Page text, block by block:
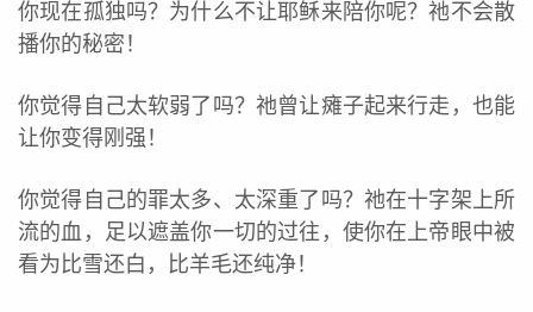
你现在孤独吗？为什么不让耶稣来陪你呢？祂不会散
播你的秘密！
你觉得自己太软弱了吗？祂曾让瘫子起来行走，也能
让你变得刚强！
你觉得自己的罪太多、太深重了吗？祂在十字架上所
流的血，足以遮盖你一切的过往，使你在上帝眼中被
看为比雪还白，比羊毛还纯净！